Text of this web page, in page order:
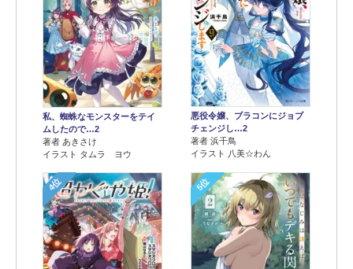
私、蜘蛛なモンスターをテイ
ムしたので…2
著者 あきさけ
イラスト タムラ ヨウ
悪役令嬢、ブラコンにジョブ
チェンジし…2
著者 浜千鳥
イラスト 八美☆わん
4位 5位